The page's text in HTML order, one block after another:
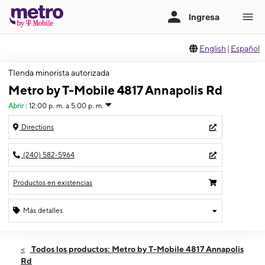
English | Español
TIenda minorista autorizada
Metro by T-Mobile 4817 Annapolis Rd
Abrir : 12:00 p. m. a 5:00 p. m.
Directions
(240) 582-5964
Productos en existencias
Más detalles
Domingo:12:00 p. m. a 5:00 p. m.
Lunes:
Todos los productos: Metro by T-Mobile 4817 Annapolis
Rd